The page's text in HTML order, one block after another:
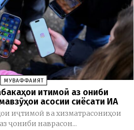
МУВАФФАҚИЯТ
иҷтимоӣ аз ҷониби
асосии сиёсати ИА
иҷтимоӣ ва хизматрасониҳои
ҷониби наврасон...